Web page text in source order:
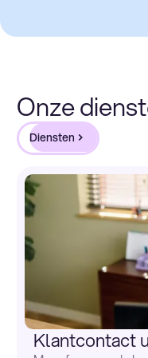
Onze
Diensten
Klantcontact